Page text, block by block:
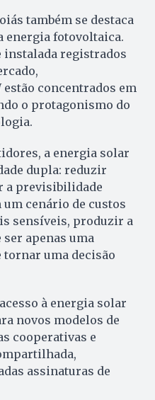
também se destaca
energia fotovoltaica.
instalada registrados
concentrados em
o protagonismo do
a energia solar
dupla: reduzir
a previsibilidade
cenário de custos
sensíveis, produzir a
apenas uma
tornar uma decisão
à energia solar
novos modelos de
cooperativas e
assinaturas de